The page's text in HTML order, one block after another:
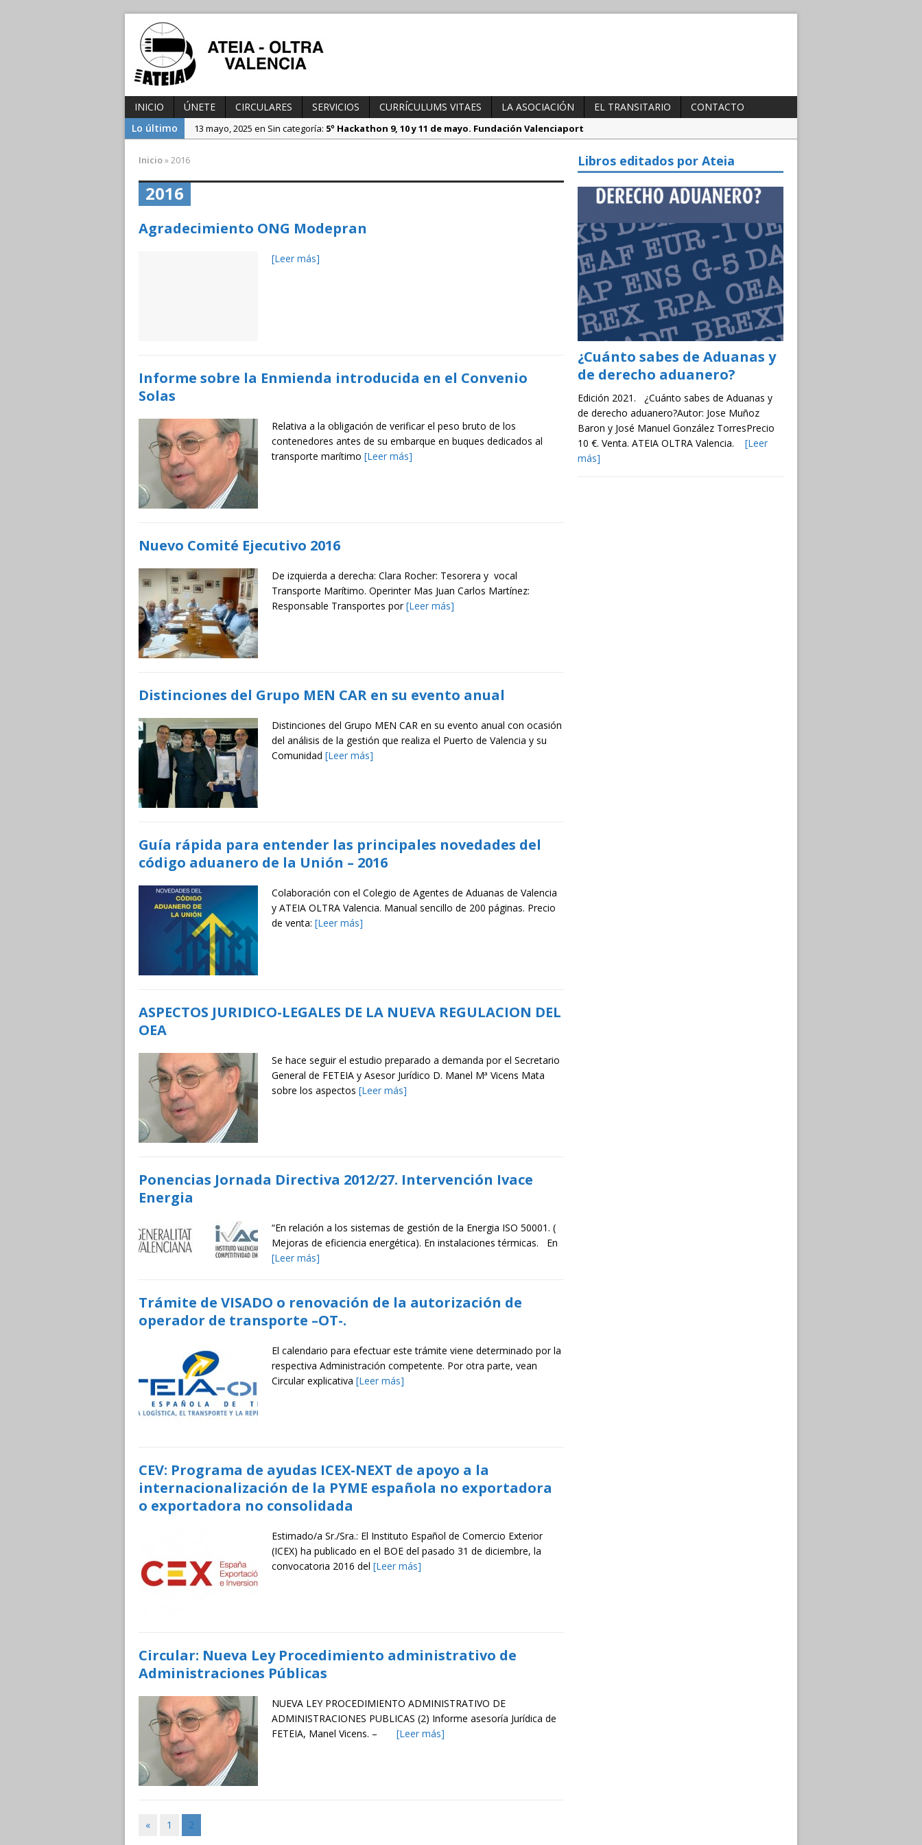
INICIO ÚNETE CIRCULARES SERVICIOS CURRÍCULUMS VITAES LA ASOCIACIÓN EL TRANSITARIO
CONTACTO
Lo último
13 mayo, 2025 en Sin categoría: 5º Hackathon 9, 10 y 11 de mayo. Fundación Valenciaport
Inicio»2016
2016
Agradecimiento ONG Modepran
[Leer más]
Informe sobre la Enmienda introducida en el Convenio
Solas
Relativa a la obligación de verificar el peso bruto de los
contenedores antes de su embarque en buques dedicados al
transporte marítimo [Leer más]
Nuevo Comité Ejecutivo 2016
De izquierda a derecha: Clara Rocher: Tesorera y vocal
Transporte Marítimo. Operinter Mas Juan Carlos Martínez:
Responsable Transportes por[Leer más]
Distinciones del Grupo MEN CAR en su evento anual
Distinciones del Grupo MEN CAR en su evento anual con ocasión
del análisis de la gestión que realiza el Puerto de Valencia y su
Comunidad [Leer más]
Guía rápida para entender las principales novedades del
código aduanero de la Unión – 2016
Colaboración con el Colegio de Agentes de Aduanas de Valencia
y ATEIA OLTRA Valencia. Manual sencillo de 200 páginas. Precio
de venta: [Leer más]
ASPECTOS JURIDICO-LEGALES DE LA NUEVA REGULACION DEL
OEA
Se hace seguir el estudio preparado a demanda por el Secretario
General de FETEIA y Asesor Jurídico D. Manel Mª Vicens Mata
sobre los aspectos [Leer más]
Ponencias Jornada Directiva 2012/27. Intervención Ivace
Energia
“En relación a los sistemas de gestión de la Energia ISO 50001. (
Mejoras de eficiencia energética). En instalaciones térmicas. En
[Leer más]
Trámite de VISADO o renovación de la autorización de
operador de transporte –OT-.
El calendario para efectuar este trámite viene determinado por la
respectiva Administración competente. Por otra parte, vean
Circular explicativa [Leer más]
CEV: Programa de ayudas ICEX-NEXT de apoyo a la
internacionalización de la PYME española no exportadora
o exportadora no consolidada
Estimado/a Sr./Sra.: El Instituto Español de Comercio Exterior
(ICEX) ha publicado en el BOE del pasado 31 de diciembre, la
convocatoria 2016 del [Leer más]
Circular: Nueva Ley Procedimiento administrativo de
Administraciones Públicas
NUEVA LEY PROCEDIMIENTO ADMINISTRATIVO DE
ADMINISTRACIONES PUBLICAS (2) Informe asesoría Jurídica de
FETEIA, Manel Vicens. – [Leer más]
« 1 2
Libros editados por Ateia
¿Cuánto sabes de Aduanas y
de derecho aduanero?
Edición 2021. ¿Cuánto sabes de Aduanas y
de derecho aduanero?Autor: Jose Muñoz
Baron y José Manuel González TorresPrecio
10 €. Venta. ATEIA OLTRA Valencia. [Leer
más]